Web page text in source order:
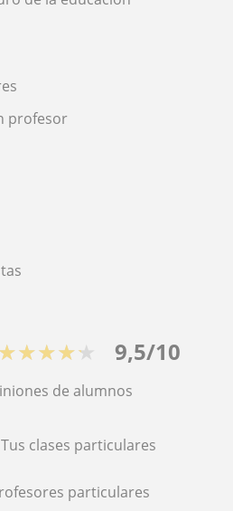
profesor
★★★★★ 9,5/10
de alumnos
clases particulares
particulares